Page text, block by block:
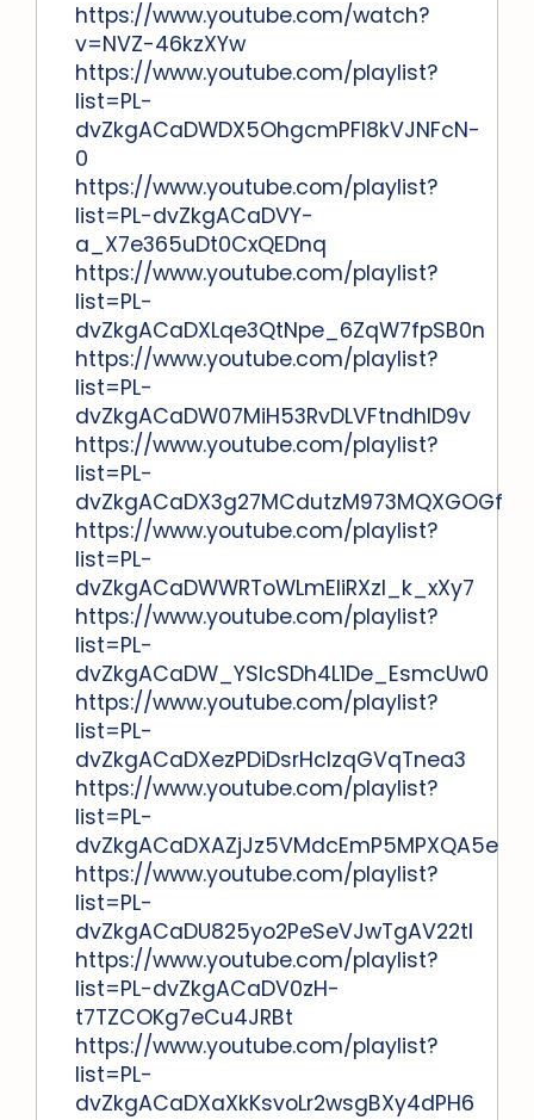
https://www.youtube.com/watch?
v=NVZ-46kzXYw
https://www.youtube.com/playlist?
list=PL-
dvZkgACaDWDX5OhgcmPFl8kVJNFcN-
0
https://www.youtube.com/playlist?
list=PL-dvZkgACaDVY-
a_X7e365uDt0CxQEDnq
https://www.youtube.com/playlist?
list=PL-
dvZkgACaDXLqe3QtNpe_6ZqW7fpSB0n
https://www.youtube.com/playlist?
list=PL-
dvZkgACaDW07MiH53RvDLVFtndhID9v
https://www.youtube.com/playlist?
list=PL-
dvZkgACaDX3g27MCdutzM973MQXGOGf
https://www.youtube.com/playlist?
list=PL-
dvZkgACaDWWRToWLmEliRXzl_k_xXy7
https://www.youtube.com/playlist?
list=PL-
dvZkgACaDW_YSlcSDh4L1De_EsmcUw0
https://www.youtube.com/playlist?
list=PL-
dvZkgACaDXezPDiDsrHcIzqGVqTnea3
https://www.youtube.com/playlist?
list=PL-
dvZkgACaDXAZjJz5VMdcEmP5MPXQA5e
https://www.youtube.com/playlist?
list=PL-
dvZkgACaDU825yo2PeSeVJwTgAV22tI
https://www.youtube.com/playlist?
list=PL-dvZkgACaDV0zH-
t7TZCOKg7eCu4JRBt
https://www.youtube.com/playlist?
list=PL-
dvZkgACaDXaXkKsvoLr2wsgBXy4dPH6